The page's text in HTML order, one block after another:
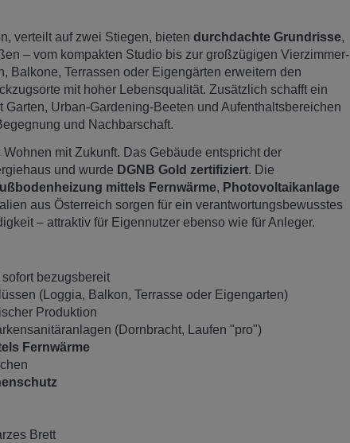
verteilt auf zwei Stiegen, bieten durchdachte Grundrisse,
– vom kompakten Studio bis zur großzügigen Vierzimmer-
Balkone, Terrassen oder Eigengärten erweitern den
mit hoher Lebensqualität. Zusätzlich schafft ein
Urban-Gardening-Beeten und Aufenthaltsbereichen
und Nachbarschaft.
mit Zukunft. Das Gebäude entspricht der
und wurde DGNB Gold zertifiziert. Die
mittels Fernwärme, Photovoltaikanlage
aus Österreich sorgen für ein verantwortungsbewusstes
– attraktiv für Eigennutzer ebenso wie für Anleger.
bezugsbereit
(Loggia, Balkon, Terrasse oder Eigengarten)
Produktion
(Dornbracht, Laufen "pro")
Fernwärme
Brett